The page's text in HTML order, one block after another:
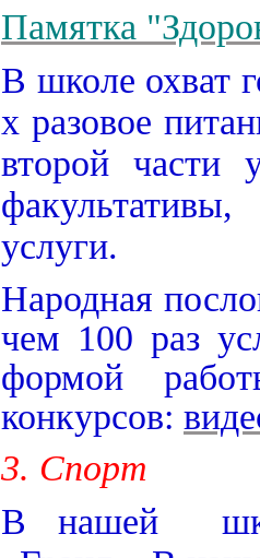
Памятка
В школе охват
х разовое
второй части
услуги.
Народная
чем 100 раз
формой
конкурсов:
3. Спорт
В нашей